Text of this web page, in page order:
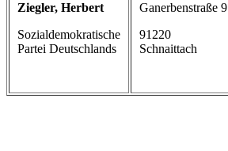
Ziegler, Herbert
Sozialdemokratische
Partei Deutschlands
Ganerbenstraße 9
91220
Schnaittach